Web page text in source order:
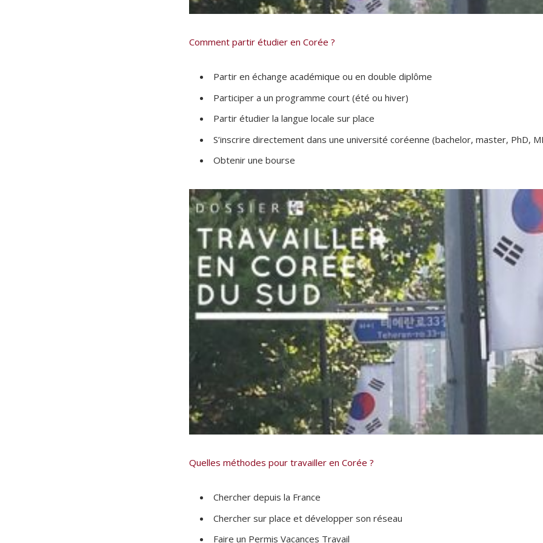
Comment partir étudier en Corée ?
Partir en échange académique ou en double diplôme
Participer a un programme court (été ou hiver)
Partir étudier la langue locale sur place
S’inscrire directement dans une université coréenne (bachelor, master, PhD,
Obtenir une bourse
Quelles méthodes pour travailler en Corée ?
Chercher depuis la France
Chercher sur place et développer son réseau
Faire un Permis Vacances Travail